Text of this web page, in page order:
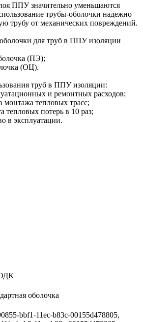
ППУ значительно уменьшаются
трубы-оболочки надежно
трубу от механических повреждений.
для труб в ППУ изоляции
(ПЭ);
(ОЦ).
труб в ППУ изоляции:
и ремонтных расходов;
тепловых трасс;
потерь в 10 раз;
в эксплуатации.
оболочка
bbf1-11ec-b83c-00155d478805,